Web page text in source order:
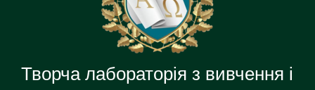
працюють з учнями
Творча лабораторія з вивчення і